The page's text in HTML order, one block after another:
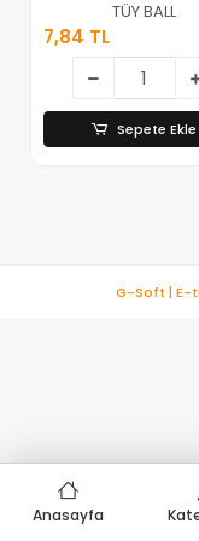
TÜY BALL
7,84 TL
Sepete Ekle
Anasayfa
G-Soft | E-